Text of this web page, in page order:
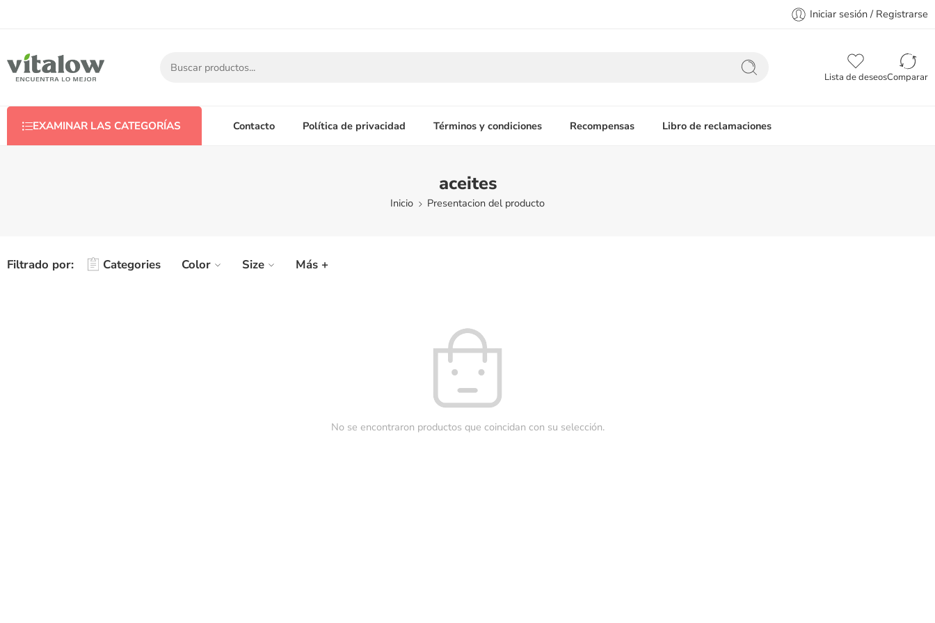
Iniciar sesión / Registrarse
Lista de deseosComparar
EXAMINAR LAS CATEGORÍAS Contacto Política de privacidad Términos y condiciones Recompensas Libro de reclamaciones
aceites
Inicio Presentacion del producto
Filtrado por: Categories Color Size Más +
No se encontraron productos que coincidan con su selección.